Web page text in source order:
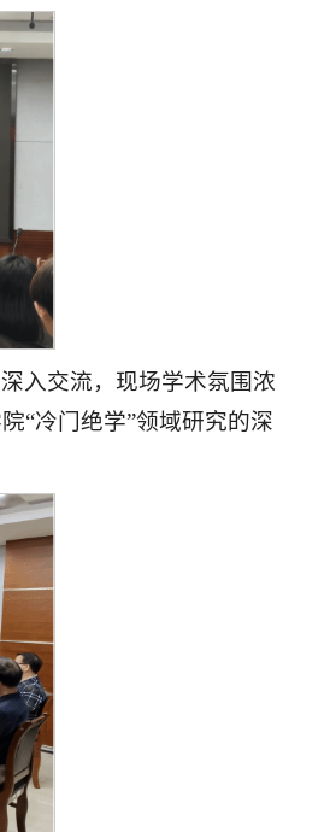
入交流，现场学术氛围浓
“冷门绝学”领域研究的深